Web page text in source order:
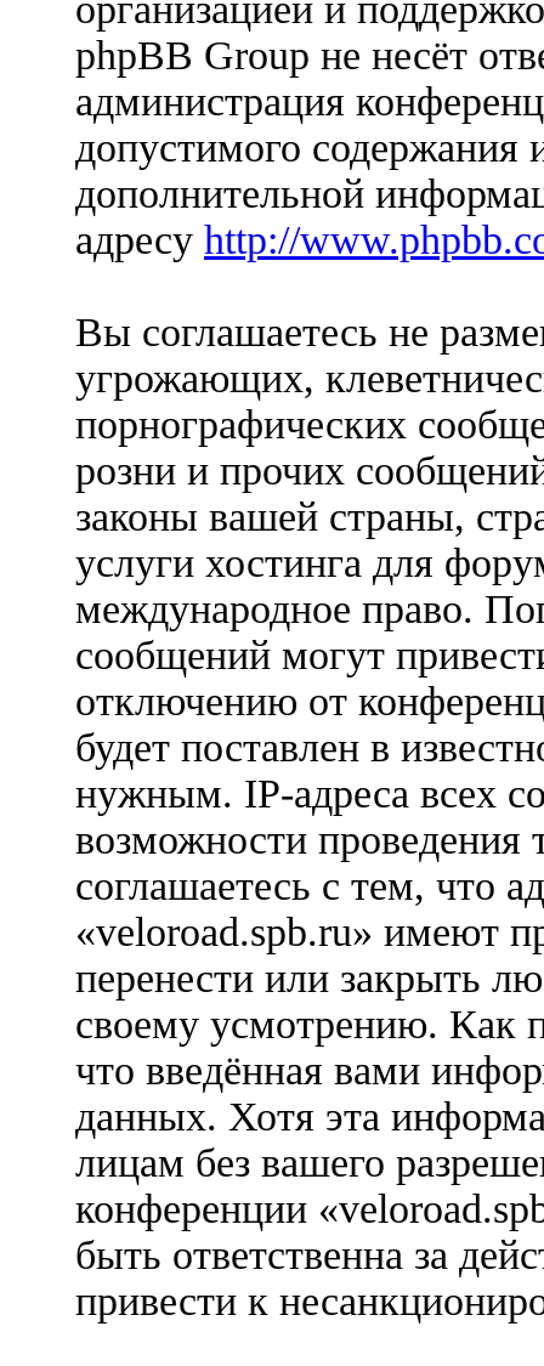
организацией и
phpBB Group не несёт
администрация
допустимого содержания
дополнительной
адресу http://
Вы соглашаетесь не
угрожающих,
порнографических
розни и прочих
законы вашей страны,
услуги хостинга для
международное право.
сообщений могут
отключению от
будет поставлен в
нужным. IP-адреса всех
возможности
соглашаетесь с тем, что
«veloroad.spb.ru» имеют
перенести или закрыть
своему усмотрению. Как
что введённая вами
данных. Хотя эта
лицам без вашего
конференции
быть ответственна за
привести к